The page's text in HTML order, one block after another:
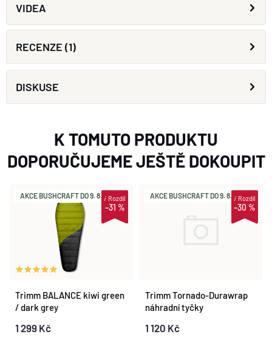
VIDEA
RECENZE (1)
DISKUSE
K TOMUTO PRODUKTU
DOPORUČUJEME JEŠTĚ DOKOUPIT
AKCE BUSHCRAFT DO 9. 8.
–31 %
iRozdíl
Trimm BALANCE kiwi green
/ dark grey
1 299 Kč
AKCE BUSHCRAFT DO 9. 8.
–30 %
iRozdíl
Trimm Tornado-Durawrap
náhradní tyčky
1 120 Kč